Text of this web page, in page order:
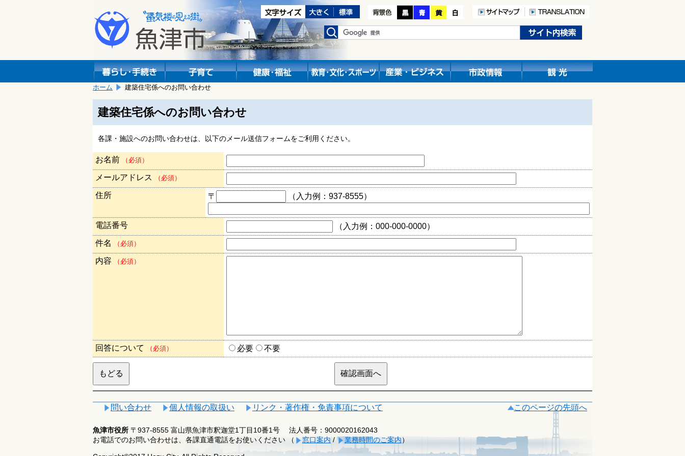
し
ホーム 建築住宅係へのお問い合わせ
建築住宅係へのお問い合わせ
各課・施設へのお問い合わせは、以下のメール送信フォームをご利用ください。
お名前 （必須）
メールアドレス （必須）
住所 〒 （入力例：937-8555）
電話番号
（入力例：000-000-0000）
件名
（必須）
内容 （必須）
回答について （必須） 必要 不要
問い合わせ 個人情報の取扱い リンク・著作権・免責事項について このページの先頭へ
魚津市役所 〒937-8555 富山県魚津市釈迦堂1丁目10番1号
法人番号：9000020162043
お電話でのお問い合わせは、各課直通電話をお使いください （
窓口案内/ 業務時間のご案内）